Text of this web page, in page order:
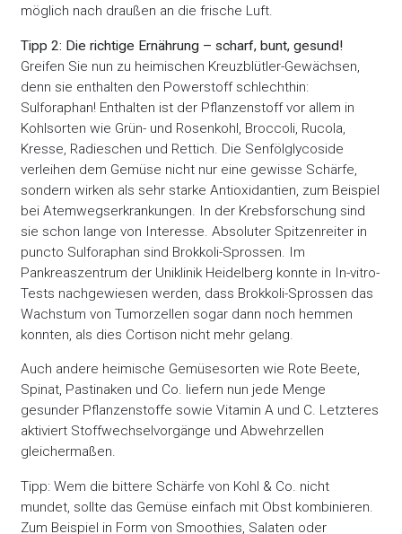
möglich nach draußen an die frische Luft.
Tipp 2: Die richtige Ernährung – scharf, bunt, gesund!
Greifen Sie nun zu heimischen Kreuzblütler-Gewächsen,
denn sie enthalten den Powerstoff schlechthin:
Sulforaphan! Enthalten ist der Pflanzenstoff vor allem in
Kohlsorten wie Grün- und Rosenkohl, Broccoli, Rucola,
Kresse, Radieschen und Rettich. Die Senfölglycoside
verleihen dem Gemüse nicht nur eine gewisse Schärfe,
sondern wirken als sehr starke Antioxidantien, zum Beispiel
bei Atemwegserkrankungen. In der Krebsforschung sind
sie schon lange von Interesse. Absoluter Spitzenreiter in
puncto Sulforaphan sind Brokkoli-Sprossen. Im
Pankreaszentrum der Uniklinik Heidelberg konnte in In-vitro-
Tests nachgewiesen werden, dass Brokkoli-Sprossen das
Wachstum von Tumorzellen sogar dann noch hemmen
konnten, als dies Cortison nicht mehr gelang.
Auch andere heimische Gemüsesorten wie Rote Beete,
Spinat, Pastinaken und Co. liefern nun jede Menge
gesunder Pflanzenstoffe sowie Vitamin A und C. Letzteres
aktiviert Stoffwechselvorgänge und Abwehrzellen
gleichermaßen.
Tipp: Wem die bittere Schärfe von Kohl & Co. nicht
mundet, sollte das Gemüse einfach mit Obst kombinieren.
Zum Beispiel in Form von Smoothies, Salaten oder